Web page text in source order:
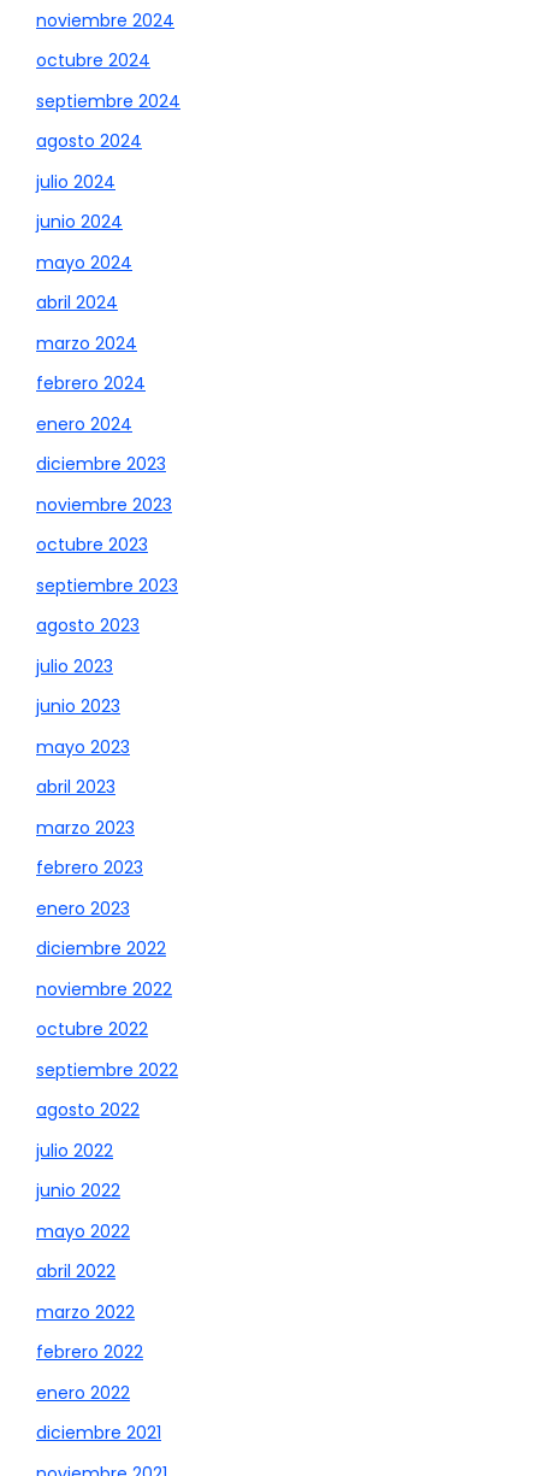
noviembre 2024
octubre 2024
septiembre 2024
agosto 2024
julio 2024
junio 2024
mayo 2024
abril 2024
marzo 2024
febrero 2024
enero 2024
diciembre 2023
noviembre 2023
octubre 2023
septiembre 2023
agosto 2023
julio 2023
junio 2023
mayo 2023
abril 2023
marzo 2023
febrero 2023
enero 2023
diciembre 2022
noviembre 2022
octubre 2022
septiembre 2022
agosto 2022
julio 2022
junio 2022
mayo 2022
abril 2022
marzo 2022
febrero 2022
enero 2022
diciembre 2021